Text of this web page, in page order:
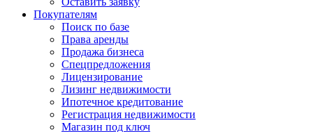
Покупателям
Поиск по базе
Права аренды
Продажа бизнеса
Спецпредложения
Лицензирование
Лизинг недвижимости
Ипотечное кредитование
Регистрация недвижимости
Магазин под ключ